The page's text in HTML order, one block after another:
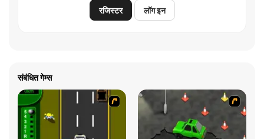
रजिस्टर लॉग इन
संबंधित गेम्स